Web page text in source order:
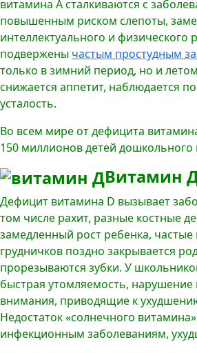
витамина А сталкиваются с
повышенным риском слепоты,
интеллектуального и физического
подвержены частым простудным
только в зимний период, но и
снижается аппетит, наблюдается
усталость.
Во всем мире от дефицита
150 миллионов детей дошкольного
Витамин
Дефицит витамина D вызывает
том числе рахит, разные костные
замедленный рост ребенка,
грудничков поздно закрывается
прорезываются зубки. У
быстрая утомляемость, нарушение
внимания, приводящие к
Недостаток «солнечного
инфекционным заболеваниям,